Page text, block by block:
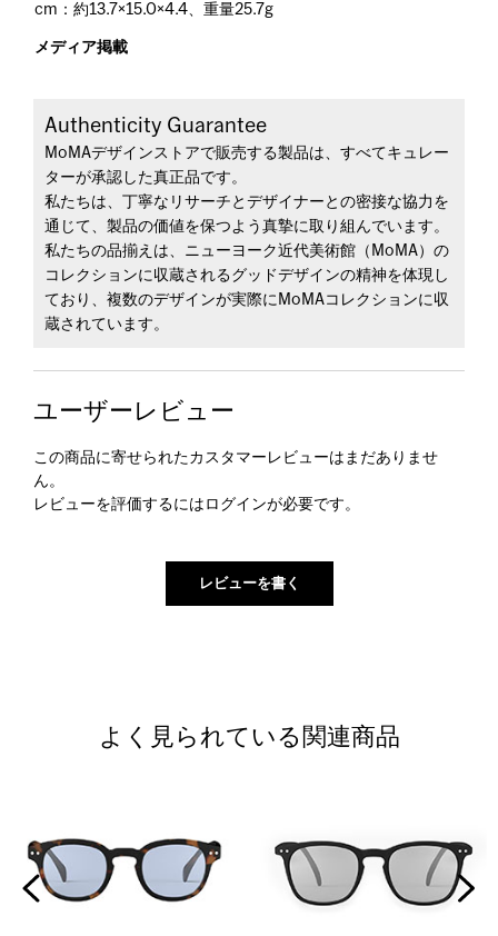
cm：約13.7×15.0×4.4、重量25.7g
メディア掲載
Authenticity Guarantee
MoMAデザインストアで販売する製品は、すべてキュレー
ターが承認した真正品です。
私たちは、丁寧なリサーチとデザイナーとの密接な協力を
通じて、製品の価値を保つよう真摯に取り組んでいます。
私たちの品揃えは、ニューヨーク近代美術館（MoMA）の
コレクションに収蔵されるグッドデザインの精神を体現し
ており、複数のデザインが実際にMoMAコレクションに収
蔵されています。
ユーザーレビュー
この商品に寄せられたカスタマーレビューはまだありませ
ん。
レビューを評価するには ログインが必要です。
よく見られている関連商品